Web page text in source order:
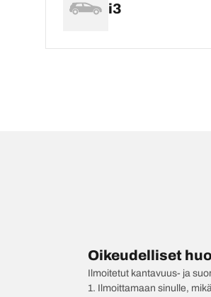
i3
Oikeudelliset
Ilmoitetut kantavuus- ja
1. Ilmoittamaan sinulle,